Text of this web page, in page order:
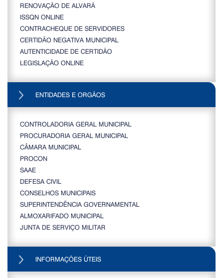
RENOVAÇÃO DE ALVARÁ
ISSQN ONLINE
CONTRACHEQUE DE SERVIDORES
CERTIDÃO NEGATIVA MUNICIPAL
AUTENTICIDADE DE CERTIDÃO
LEGISLAÇÃO ONLINE
ENTIDADES E ORGÃOS
CONTROLADORIA GERAL MUNICIPAL
PROCURADORIA GERAL MUNICIPAL
CÂMARA MUNICIPAL
PROCON
SAAE
DEFESA CIVIL
CONSELHOS MUNICIPAIS
SUPERINTENDÊNCIA GOVERNAMENTAL
ALMOXARIFADO MUNICIPAL
JUNTA DE SERVIÇO MILITAR
INFORMAÇÕES ÚTEIS